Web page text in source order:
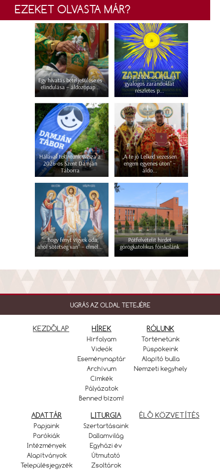
EZEKET OLVASTA MÁR?
Egy hivatás beteljesülése és
elindulása – áldozópap...
Íme a 2026-os ifjúsági
gyalogos zarándoklat
részletes p...
Hálával tekintünk vissza a
2026-os Szent Damján
Táborra
„A te jó Lelked vezessen
engem egyenes úton” –
áldo...
"...hogy fényt vigyek oda,
ahol sötétség van" – elmél...
Pótfelvételit hirdet
görögkatolikus főiskolánk
UGRÁS AZ OLDAL TETEJÉRE
KEZDŐLAP HÍREK
Hírfolyam
Videók
Eseménynaptár
Archívum
Címkék
Pályázatok
Benned bízom!
RÓLUNK
Történetünk
Püspökeink
Alapító bulla
Nemzeti kegyhely
ADATTÁR
Papjaink
Parókiák
Intézmények
Alapítványok
Településjegyzék
LITURGIA
Szertartásaink
Dallamvilág
Egyházi év
Útmutató
Zsoltárok
ÉLŐ KÖZVETÍTÉS